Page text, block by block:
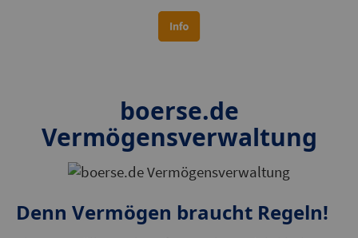
boerse.de
Vermögensverwaltung
Denn Vermögen braucht Regeln!